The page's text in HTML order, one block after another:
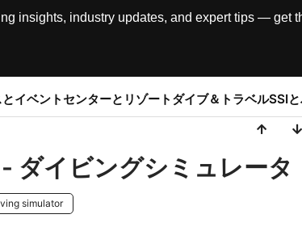
insights, industry updates, and expert tips — get
イベント センターとリゾート ダイブ＆トラベルSSI
ダイビングシミュレータ
simulator